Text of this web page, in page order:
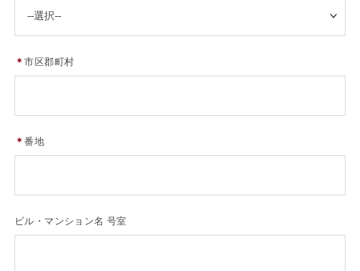
＊市区郡町村
＊番地
ビル・マンション名 号室